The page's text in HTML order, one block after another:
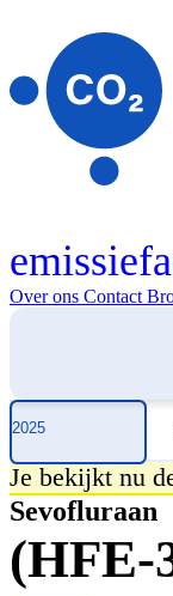
Over ons Contact
Selecteer jaar
Je bekijkt nu
Sevofluraan
(HFE-